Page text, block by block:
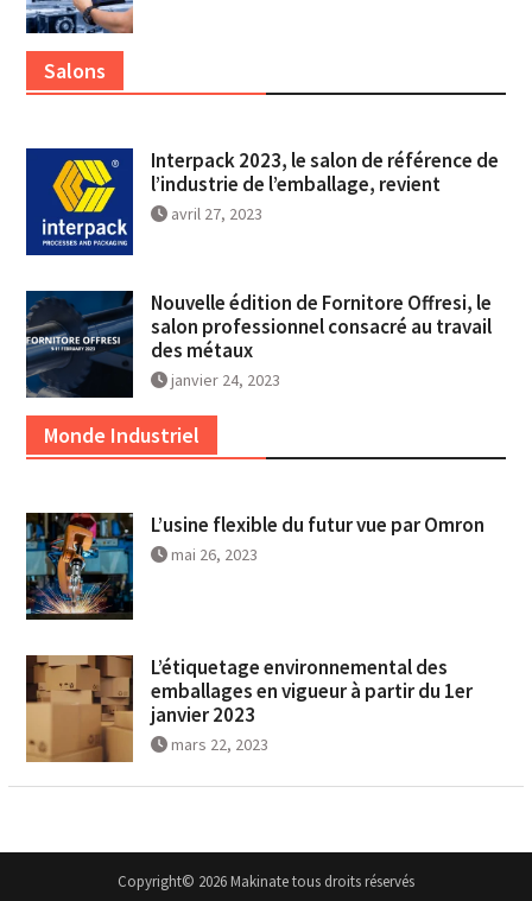
Salons
Interpack 2023, le salon de référence de
l’industrie de l’emballage, revient
avril 27, 2023
Nouvelle édition de Fornitore Offresi, le
salon professionnel consacré au travail
des métaux
janvier 24, 2023
Monde Industriel
L’usine flexible du futur vue par Omron
mai 26, 2023
L’étiquetage environnemental des
emballages en vigueur à partir du 1er
janvier 2023
mars 22, 2023
Copyright© 2026 Makinate tous droits réservés